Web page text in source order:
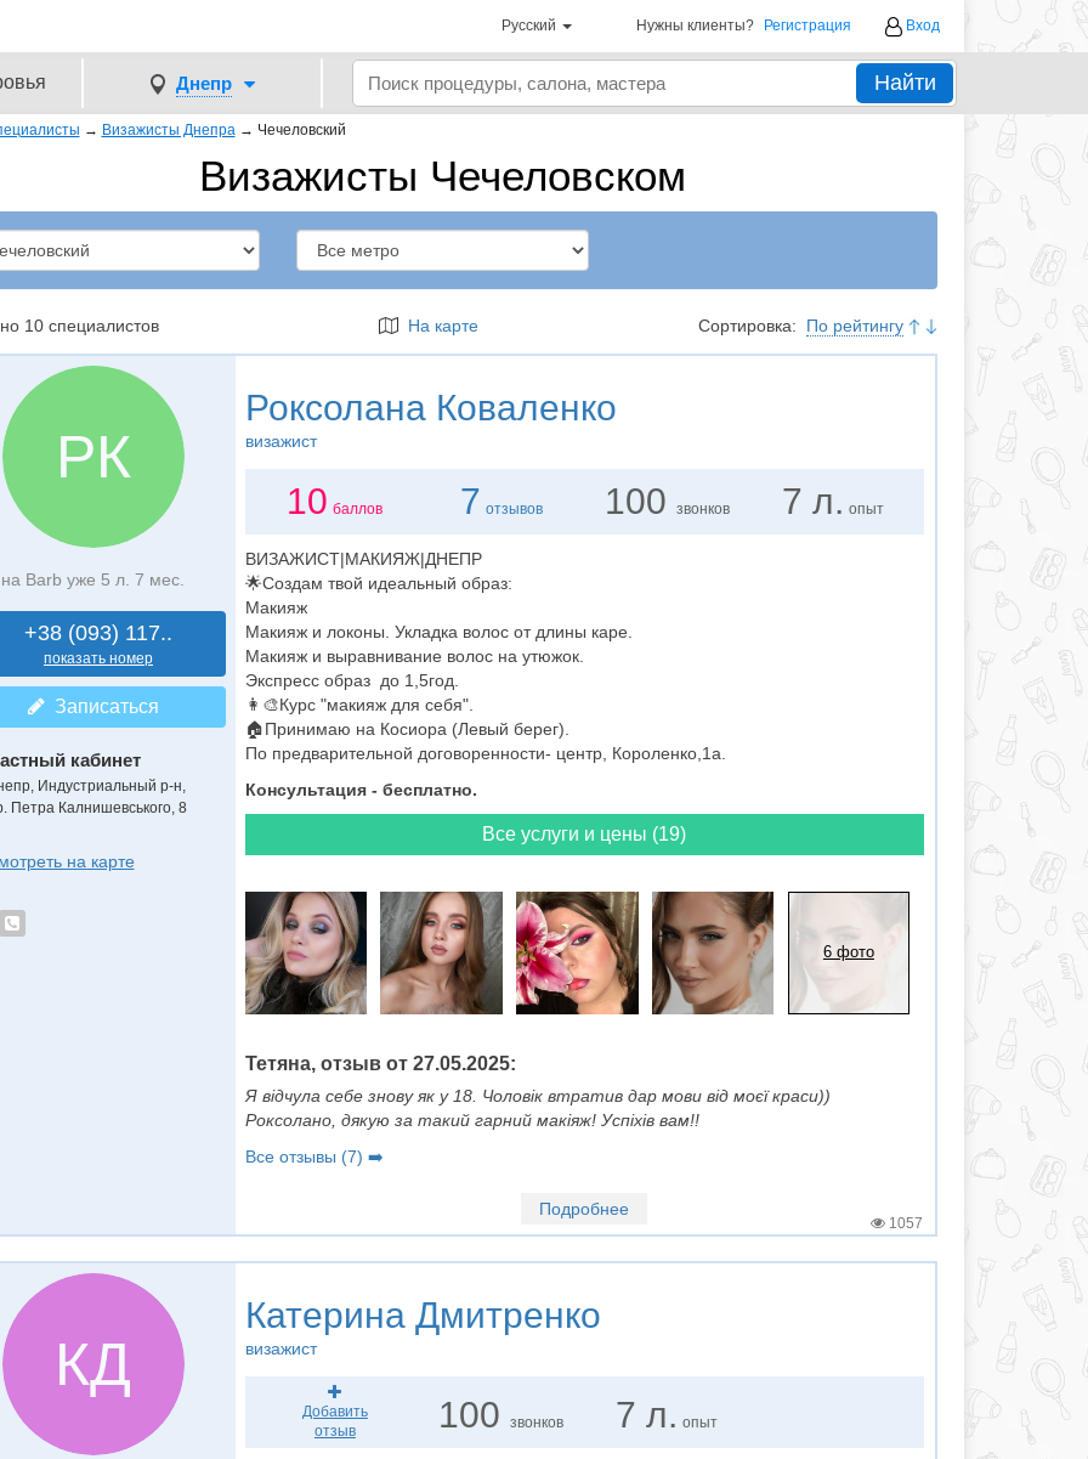
Русский Нужны клиенты? Регистрация Вход
Днепр Найти
→ Визажисты Днепра → Чечеловский
Визажисты Чечеловском
10 специалистов На карте Сортировка: По рейтингу
РК
на Barb уже 5 л. 7 мес.
+38 (093) 117..
показать номер
Записаться
кабинет
Индустриальный р-н,
Петра Калнишевського, 8
на карте
Роксолана Коваленко
визажист
10 баллов 7 отзывов 100 звонков 7 л. опыт
ВИЗАЖИСТ|МАКИЯЖ|ДНЕПР
🌟Создам твой идеальный образ:
Макияж
Макияж и локоны. Укладка волос от длины каре.
Макияж и выравнивание волос на утюжок.
Экспресс образ до 1,5год.
👩‍🎨Курс "макияж для себя".
🏠Принимаю на Косиора (Левый берег).
По предварительной договоренности- центр, Короленко,1а.
Консультация - бесплатно.
Все услуги и цены (19)
6 фото
Тетяна, отзыв от 27.05.2025:
Я відчула себе знову як у 18. Чоловік втратив дар мови від моєї краси))
Роксолано, дякую за такий гарний макіяж! Успіхів вам!!
Все отзывы (7) ➡️
Подробнее
1057
КД
Катерина Дмитренко
визажист
Добавить
отзыв
100звонков 7 л. опыт